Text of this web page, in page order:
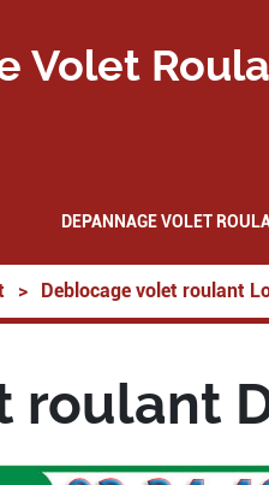
Volet
DEPANNAGE VOLET
> Deblocage volet roulant
roulant